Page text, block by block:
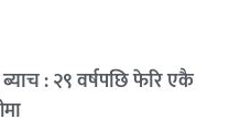
: २९ वर्षपछि फेरि एकै